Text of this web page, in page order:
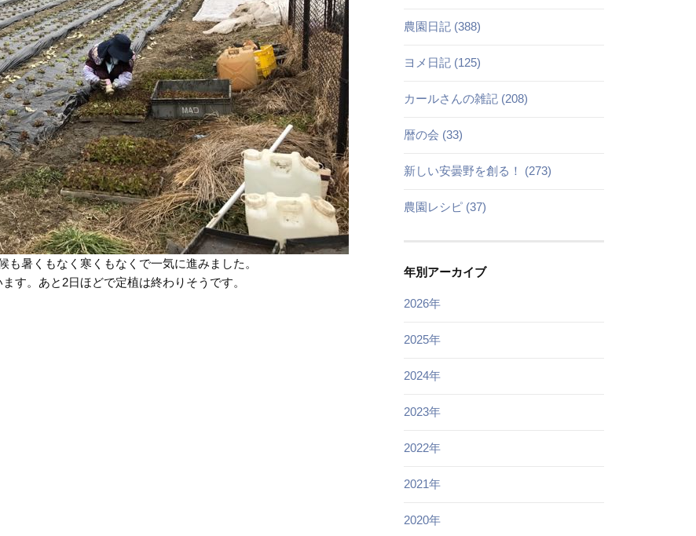
暑くもなく寒くもなくで一気に進みました。
す。あと2日ほどで定植は終わりそうです。
農園日記 (388)
ヨメ日記 (125)
カールさんの雑記 (208)
暦の会 (33)
新しい安曇野を創る！ (273)
農園レシピ (37)
年別アーカイブ
2026年
2025年
2024年
2023年
2022年
2021年
2020年